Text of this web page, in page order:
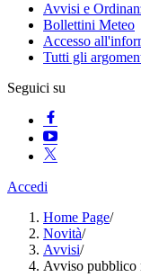
Avvisi e
Bollettini Meteo
Accesso
Tutti gli
Seguici su
Accedi
Home Page/
Novità/
Avvisi/
Avviso pubblico